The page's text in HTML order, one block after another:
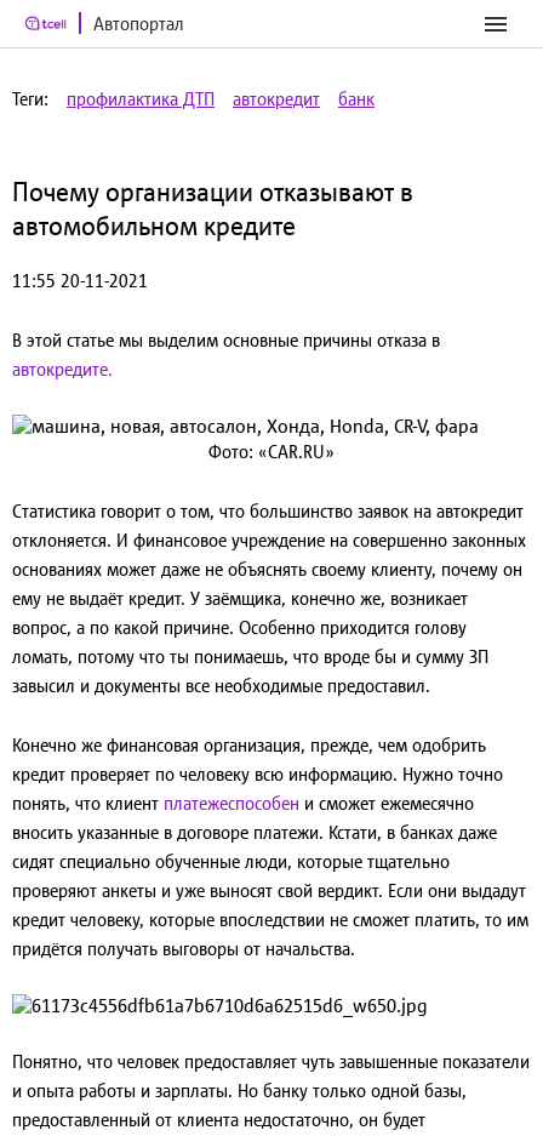
Автопортал
Теги: профилактика ДТП автокредит банк
Почему организации отказывают в
автомобильном кредите
11:55 20-11-2021
В этой статье мы выделим основные причины отказа в
автокредите.
Фото: «CAR.RU»
Статистика говорит о том, что большинство заявок на автокредит
отклоняется. И финансовое учреждение на совершенно законных
основаниях может даже не объяснять своему клиенту, почему он
ему не выдаёт кредит. У заёмщика, конечно же, возникает
вопрос, а по какой причине. Особенно приходится голову
ломать, потому что ты понимаешь, что вроде бы и сумму ЗП
завысил и документы все необходимые предоставил.
Конечно же финансовая организация, прежде, чем одобрить
кредит проверяет по человеку всю информацию. Нужно точно
понять, что клиент платежеспособен и сможет ежемесячно
вносить указанные в договоре платежи. Кстати, в банках даже
сидят специально обученные люди, которые тщательно
проверяют анкеты и уже выносят свой вердикт. Если они выдадут
кредит человеку, которые впоследствии не сможет платить, то им
придётся получать выговоры от начальства.
Понятно, что человек предоставляет чуть завышенные показатели
и опыта работы и зарплаты. Но банку только одной базы,
предоставленный от клиента недостаточно, он будет